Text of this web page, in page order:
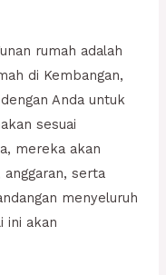
rumah adalah
di Kembangan,
Anda untuk
sesuai
mereka akan
serta
menyeluruh
ini akan